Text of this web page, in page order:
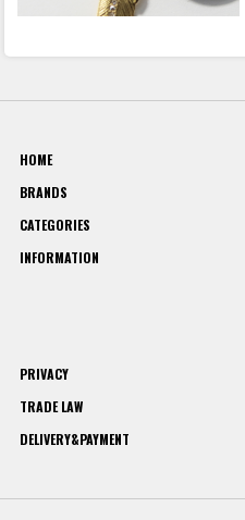
HOME
BRANDS
CATEGORIES
INFORMATION
PRIVACY
TRADE LAW
DELIVERY&PAYMENT